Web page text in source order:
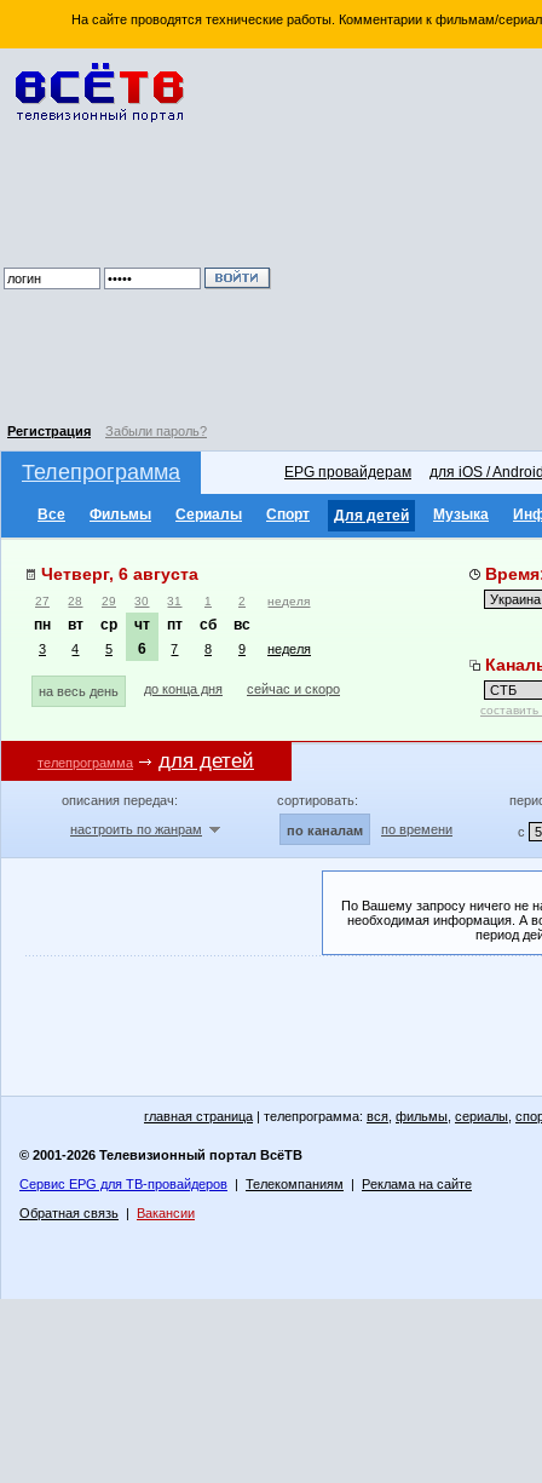
На сайте проводятся технические работы. Комментарии к фильмам/
Регистрация Забыли пароль?
Телепрограмма EPG провайдерам для iOS /
Все Фильмы Сериалы Спорт Для детей Музыка
Четверг, 6 августа
27 28 29 30 31 1 2 неделя
пн вт ср чт пт сб вс
3 4 5 6 7 8 9 неделя
на весь день до конца дня сейчас и скоро
телепрограмма для детей
описания передач:
настроить по жанрам
сортировать:
по каналам по времени с
По Вашему запросу ничего не
необходимая информация. А
период
главная страница | телепрограмма: вся фильмы сериалы
© 2001-2026 Телевизионный портал ВсёТВ
Сервис EPG для ТВ-провайдеров | Телекомпаниям | Реклама на сайте
Обратная связь | Вакансии